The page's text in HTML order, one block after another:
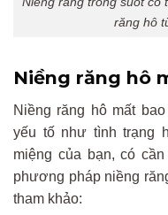
răng hô
Niềng răng hô
Niềng răng hô mất
yếu tố như tình trạng
miệng của bạn, có
phương pháp niềng
tham khảo: